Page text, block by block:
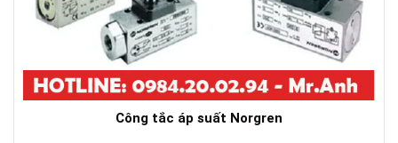
Công tắc áp suất Norgren